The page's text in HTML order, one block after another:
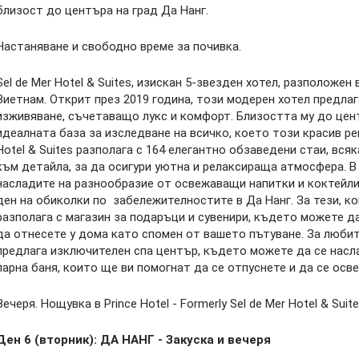
до центъра на град Да Нанг.
и свободно време за почивка.
de Mer Hotel & Suites, изискан 5-звезден хотел,
Открит през 2019 година, този модерен хотел
съчетаващо лукс и комфорт. Близостта му до
база за изследване на всичко, което този красив
& Suites разполага с 164 елегантно обзаведени стаи,
детайла, за да осигури уютна и релаксираща атмосфера.
на разнообразие от освежаващи напитки и
на обиколки по забележителностите в Да Нанг. За тези,
с магазин за подаръци и сувенири, където можете
отнесете у дома като спомен от вашето пътуване. За
изключителен спа център, където можете да се
баня, които ще ви помогнат да се отпуснете и да се
Нощувка в Prince Hotel - Formerly Sel de Mer Hotel &
6 (вторник): ДА НАНГ - Закуска и вечеря